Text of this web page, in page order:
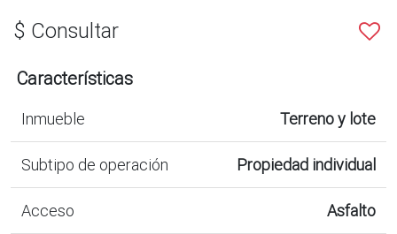
$ Consultar
Características
Inmueble Terreno y lote
Subtipo de operación Propiedad individual
Acceso Asfalto